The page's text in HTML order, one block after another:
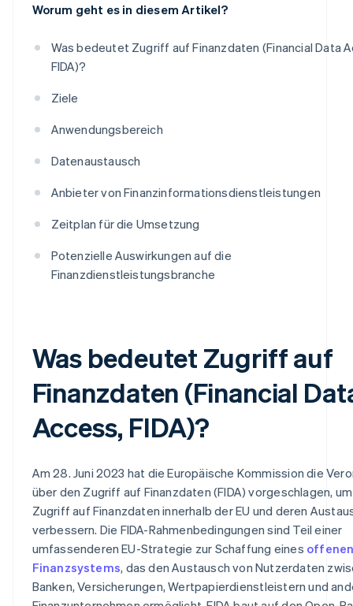
Worum geht es in diesem Artikel?
Was bedeutet Zugriff auf Finanzdaten (Financial Data
FIDA)?
Ziele
Anwendungsbereich
Datenaustausch
Anbieter von Finanzinformationsdienstleistungen
Zeitplan für die Umsetzung
Potenzielle Auswirkungen auf die
Finanzdienstleistungsbranche
Was bedeutet Zugriff auf
Finanzdaten (Financial
Access, FIDA)?
Am 28. Juni 2023 hat die Europäische Kommission die
über den Zugriff auf Finanzdaten (FIDA) vorgeschlagen,
Zugriff auf Finanzdaten innerhalb der EU und deren
verbessern. Die FIDA-Rahmenbedingungen sind Teil einer
umfassenderen EU-Strategie zur Schaffung eines
Finanzsystems, das den Austausch von Nutzerdaten
Banken, Versicherungen, Wertpapierdienstleistern und